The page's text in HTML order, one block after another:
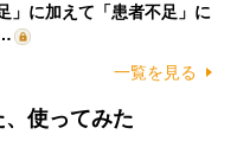
」に加えて「患者不足」に
一覧を見る
使ってみた